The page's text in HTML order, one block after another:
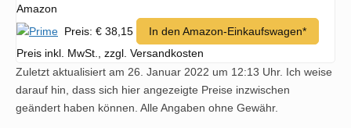
Amazon
Preis: € 38,15
In den Amazon-Einkaufswagen*
Preis inkl. MwSt., zzgl. Versandkosten
Zuletzt aktualisiert am 26. Januar 2022 um 12:13 Uhr. Ich weise
darauf hin, dass sich hier angezeigte Preise inzwischen
geändert haben können. Alle Angaben ohne Gewähr.